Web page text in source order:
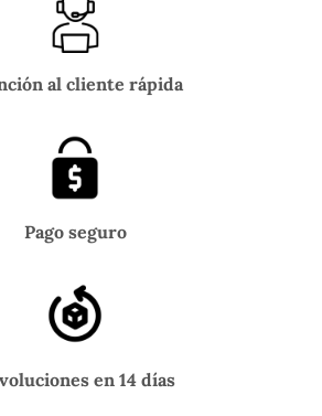
al cliente rápida
Pago seguro
en 14 días